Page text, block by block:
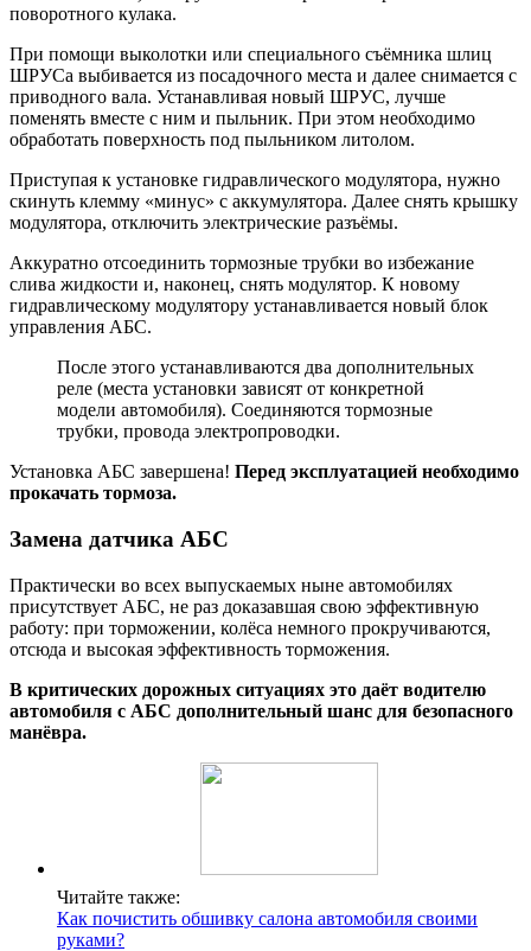
поворотного кулака.
При помощи выколотки или специального съёмника шлиц
ШРУСа выбивается из посадочного места и далее снимается с
приводного вала. Устанавливая новый ШРУС, лучше
поменять вместе с ним и пыльник. При этом необходимо
обработать поверхность под пыльником литолом.
Приступая к установке гидравлического модулятора, нужно
скинуть клемму «минус» с аккумулятора. Далее снять крышку
модулятора, отключить электрические разъёмы.
Аккуратно отсоединить тормозные трубки во избежание
слива жидкости и, наконец, снять модулятор. К новому
гидравлическому модулятору устанавливается новый блок
управления АБС.
После этого устанавливаются два дополнительных
реле (места установки зависят от конкретной
модели автомобиля). Соединяются тормозные
трубки, провода электропроводки.
Установка АБС завершена! Перед эксплуатацией необходимо
прокачать тормоза.
Замена датчика АБС
Практически во всех выпускаемых ныне автомобилях
присутствует АБС, не раз доказавшая свою эффективную
работу: при торможении, колёса немного прокручиваются,
отсюда и высокая эффективность торможения.
В критических дорожных ситуациях это даёт водителю
автомобиля с АБС дополнительный шанс для безопасного
манёвра.
Читайте также:
Как почистить обшивку салона автомобиля своими
руками?